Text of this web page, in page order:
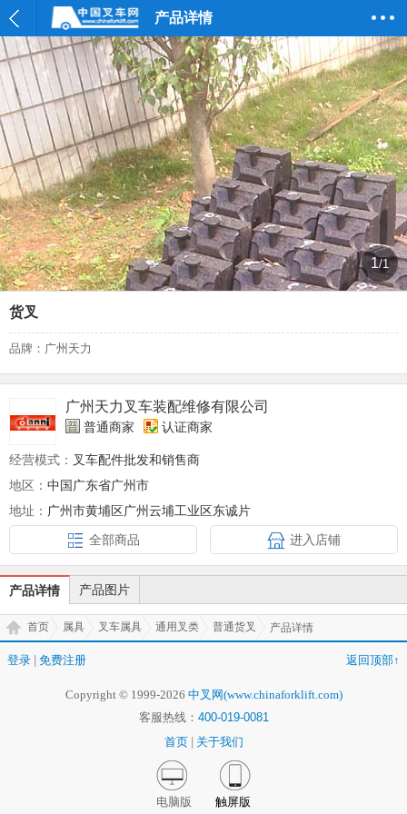
产品详情
1/1
货叉
品牌：广州天力
广州天力叉车装配维修有限公司
普通商家 认证商家
经营模式： 叉车配件批发和销售商
地区： 中国广东省广州市
地址： 广州市黄埔区广州云埔工业区东诚片
全部商品
进入店铺
产品详情 产品图片
首页 属具 叉车属具 通用叉类 普通货叉 产品详情
登录 免费注册 返回顶部↑
Copyright © 1999-2026 中叉网(www.chinaforklift.com)
客服热线： 400-019-0081
首页
关于我们
电脑版 触屏版